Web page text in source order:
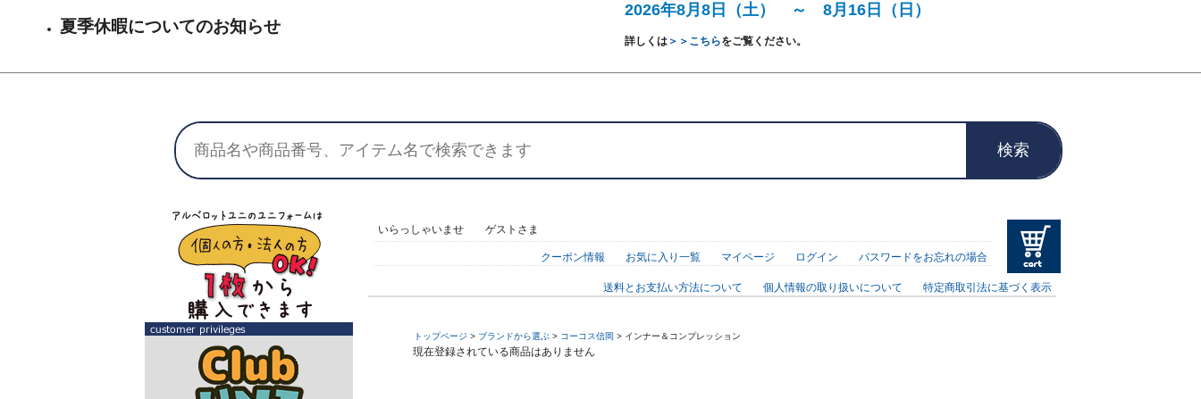
夏季休暇についてのお知らせ
2026年8月8日（土） ～ 8月16日（日）
詳しくは＞＞こちらをご覧ください。
検索
いらっしゃいませ ゲストさま
クーポン情報 お気に入り一覧 マイページ ログイン パスワードをお忘れの場合
送料とお支払い方法について 個人情報の取り扱いについて 特定商取引法に基づく表示
トップページ > ブランドから選ぶ > コーコス信岡 > インナー＆コンプレッション
現在登録されている商品はありません